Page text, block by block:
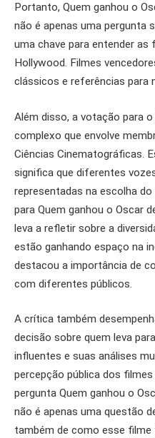
Portanto, Quem ganhou o
não é apenas uma pergunta
uma chave para entender as
Hollywood. Filmes
clássicos e referências para
Além disso, a votação para
complexo que envolve
Ciências Cinematográficas.
significa que diferentes
representadas na escolha
para Quem ganhou o Oscar
leva a refletir sobre a
estão ganhando espaço na
destacou a importância de
com diferentes públicos.
A crítica também
decisão sobre quem leva
influentes e suas análises
percepção pública dos
pergunta Quem ganhou o
não é apenas uma questão
também de como esse